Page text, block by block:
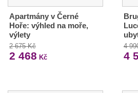
Apartmány v Černé
Hoře: výhled na moře,
výlety
2 675 Kč
2 468 Kč
4
4